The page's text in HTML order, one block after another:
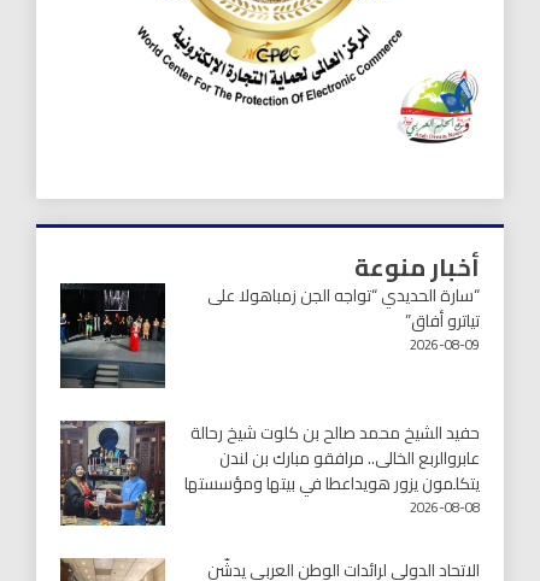
أخبار منوعة
“سارة الحديدي “تواجه الجن زمباهولا على
تياترو أفاق”
2026-08-09
حفيد الشيخ محمد صالح بن كلوت شيخ رحالة
عابروالربع الخالى.. مرافقو مبارك بن لندن
يتكلمون يزور هويداعطا في بيتها ومؤسستها
2026-08-08
الاتحاد الدولي لرائدات الوطن العربي يدشّن